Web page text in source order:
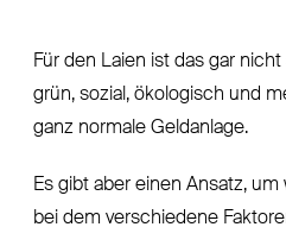
Für den Laien ist das gar
grün, sozial, ökologisch und
ganz normale Geldanlage.
Es gibt aber einen Ansatz,
bei dem verschiedene